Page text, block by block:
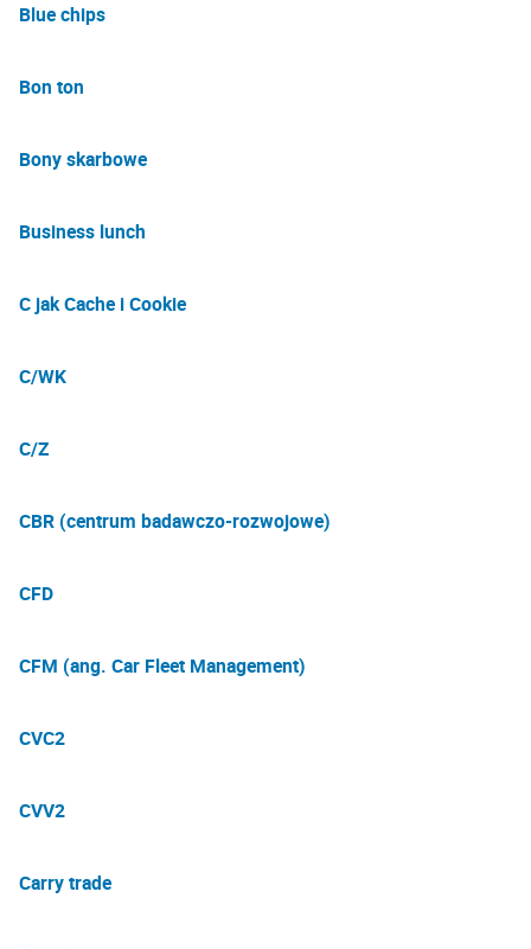
Blue chips
Bon ton
Bony skarbowe
Business lunch
C jak Cache i Cookie
C/WK
C/Z
CBR (centrum badawczo-rozwojowe)
CFD
CFM (ang. Car Fleet Management)
CVC2
CVV2
Carry trade